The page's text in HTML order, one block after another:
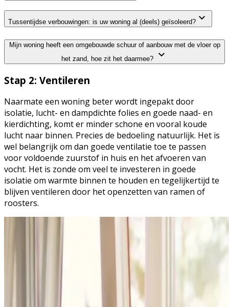
Tussentijdse verbouwingen: is uw woning al (deels) geïsoleerd?
Mijn woning heeft een omgebouwde schuur of aanbouw met de vloer op
het zand, hoe zit het daarmee?
Stap 2: Ventileren
Naarmate een woning beter wordt ingepakt door
isolatie, lucht- en dampdichte folies en goede naad- en
kierdichting, komt er minder schone en vooral koude
lucht naar binnen. Precies de bedoeling natuurlijk. Het is
wel belangrijk om dan goede ventilatie toe te passen
voor voldoende zuurstof in huis en het afvoeren van
vocht. Het is zonde om veel te investeren in goede
isolatie om warmte binnen te houden en tegelijkertijd te
blijven ventileren door het openzetten van ramen of
roosters.